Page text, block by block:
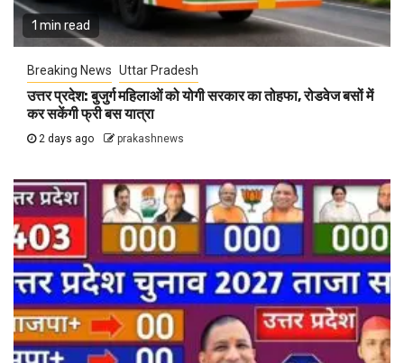
1 min read
Breaking News Uttar Pradesh
उत्तर प्रदेश: बुजुर्ग महिलाओं को योगी सरकार का तोहफा, रोडवेज बसों में
कर सकेंगी फ्री बस यात्रा
2 days ago prakashnews